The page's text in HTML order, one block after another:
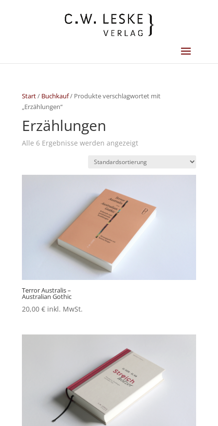
Start/ Buchkauf/ Produkte verschlagwortet mit
„Erzählungen“
Erzählungen
Alle 6 Ergebnisse werden angezeigt
Terror Australis –
Australian Gothic
20,00 € inkl. MwSt.